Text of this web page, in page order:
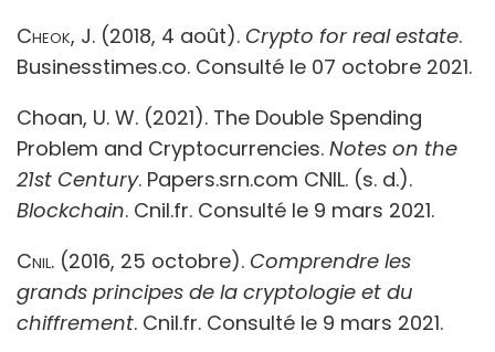
Cheok, J. (2018, 4 août). Crypto for real estate.
Businesstimes.co. Consulté le 07 octobre 2021.
Choan, U. W. (2021). The Double Spending
Problem and Cryptocurrencies. Notes on the
21st Century. Papers.srn.com CNIL. (s. d.).
Blockchain. Cnil.fr. Consulté le 9 mars 2021.
Cnil. (2016, 25 octobre). Comprendre les
grands principes de la cryptologie et du
chiffrement. Cnil.fr. Consulté le 9 mars 2021.